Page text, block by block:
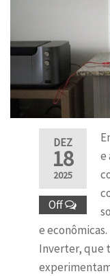
DEZ
18
2025
Off
e
e
Inverter, que